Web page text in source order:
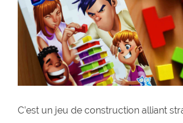
C’est un jeu de construction alliant